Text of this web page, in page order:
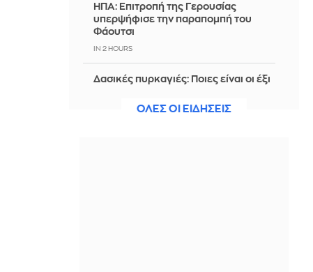
ΗΠΑ: Επιτροπή της Γερουσίας
υπερψήφισε την παραπομπή του
Φάουτσι
IN 2 HOURS
Δασικές πυρκαγιές: Ποιες είναι οι έξι
έτους - Δείτε τον πίνακα
ΟΛΕΣ ΟΙ ΕΙΔΗΣΕΙΣ